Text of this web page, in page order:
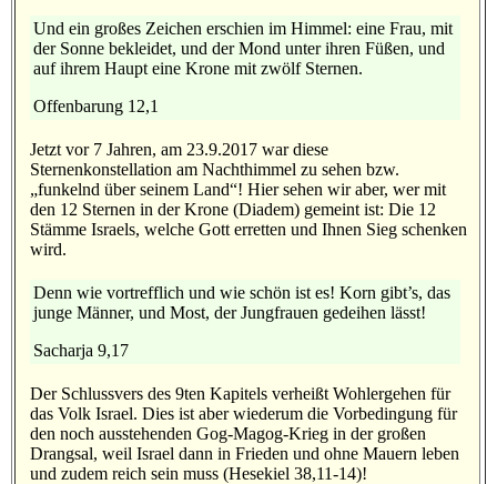
Und ein großes Zeichen erschien im Himmel: eine Frau, mit
der Sonne bekleidet, und der Mond unter ihren Füßen, und
auf ihrem Haupt eine Krone mit zwölf Sternen.
Offenbarung 12,1
Jetzt vor 7 Jahren, am 23.9.2017 war diese
Sternenkonstellation am Nachthimmel zu sehen bzw.
„funkelnd über seinem Land“! Hier sehen wir aber, wer mit
den 12 Sternen in der Krone (Diadem) gemeint ist: Die 12
Stämme Israels, welche Gott erretten und Ihnen Sieg schenken
wird.
Denn wie vortrefflich und wie schön ist es! Korn gibt’s, das
junge Männer, und Most, der Jungfrauen gedeihen lässt!
Sacharja 9,17
Der Schlussvers des 9ten Kapitels verheißt Wohlergehen für
das Volk Israel. Dies ist aber wiederum die Vorbedingung für
den noch ausstehenden Gog-Magog-Krieg in der großen
Drangsal, weil Israel dann in Frieden und ohne Mauern leben
und zudem reich sein muss (Hesekiel 38,11-14)!